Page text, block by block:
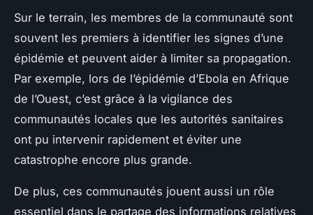
Sur le terrain, les membres de la communauté sont
souvent les premiers à identifier les signes d’une
épidémie et peuvent aider à limiter sa propagation.
Par exemple, lors de l’épidémie d’Ebola en Afrique
de l’Ouest, c’est grâce à la vigilance des
communautés locales que les autorités sanitaires
ont pu intervenir rapidement et éviter une
catastrophe encore plus grande.
De plus, ces communautés jouent aussi un rôle
essentiel dans le partage des informations relatives